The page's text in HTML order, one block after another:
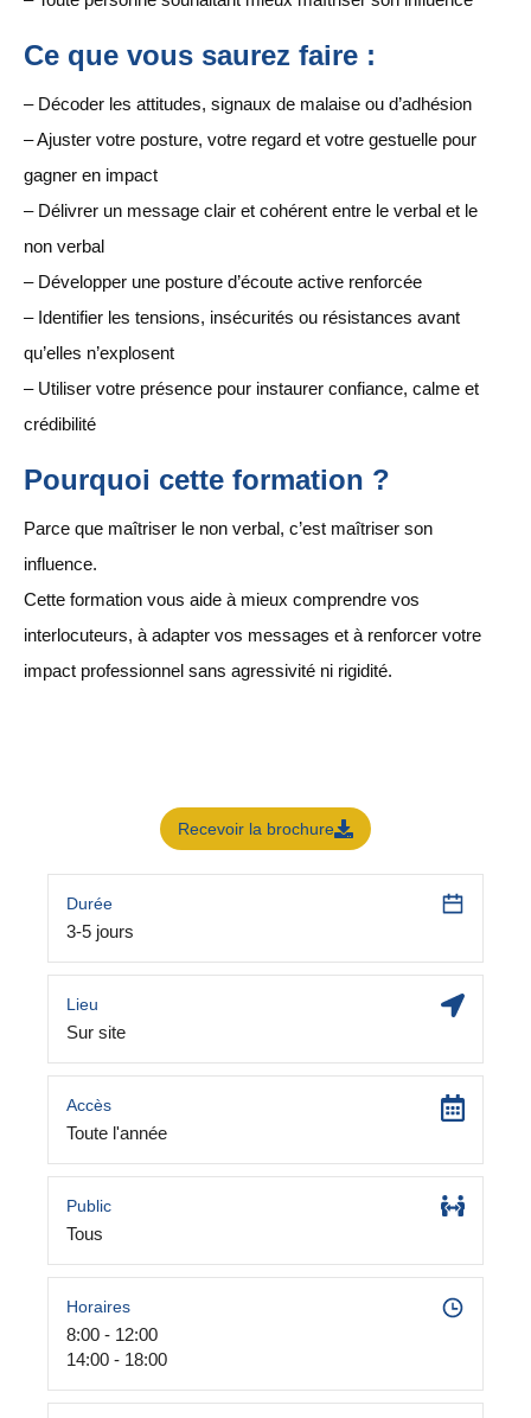
Ce que vous saurez faire :
– Décoder les attitudes, signaux de malaise ou d’adhésion
– Ajuster votre posture, votre regard et votre gestuelle pour
gagner en impact
– Délivrer un message clair et cohérent entre le verbal et le
non verbal
– Développer une posture d’écoute active renforcée
– Identifier les tensions, insécurités ou résistances avant
qu’elles n’explosent
– Utiliser votre présence pour instaurer confiance, calme et
crédibilité
Pourquoi cette formation ?
Parce que maîtriser le non verbal, c’est maîtriser son
influence.
Cette formation vous aide à mieux comprendre vos
interlocuteurs, à adapter vos messages et à renforcer votre
impact professionnel sans agressivité ni rigidité.
Recevoir la brochure
Durée
3-5 jours
Lieu
Sur site
Accès
Toute l'année
Public
Tous
Horaires
8:00 - 12:00
14:00 - 18:00